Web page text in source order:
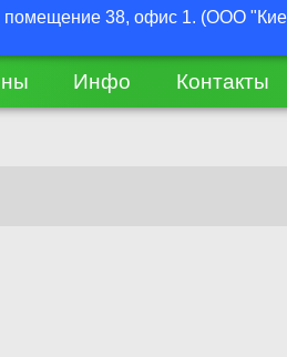
помещение 38, офис 1. (ООО
Инфо Контакты